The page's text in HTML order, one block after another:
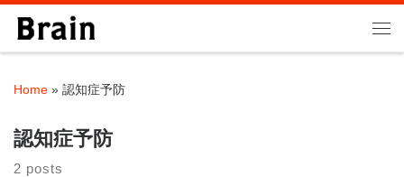
Skip to content
Home » 認知症予防
認知症予防
2 posts